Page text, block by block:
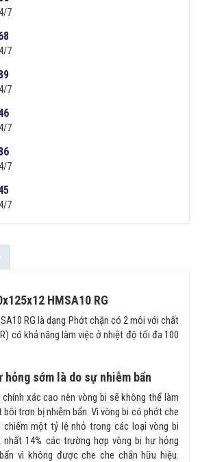
7
7
7
7
7
7
HMSA10 RG
RG là dạng Phớt chặn có 2 môi với chất
có khả năng làm việc ở nhiệt độ tối đa 100
hỏng sớm là do sự nhiễm bẩn
xác cao nên vòng bi sẽ không thể làm
trơn bị nhiễm bẩn. Vì vòng bi có phớt che
một tỷ lệ nhỏ trong các loại vòng bi
14% các trường hợp vòng bi hư hỏng
vì không được che che chắn hữu hiệu.